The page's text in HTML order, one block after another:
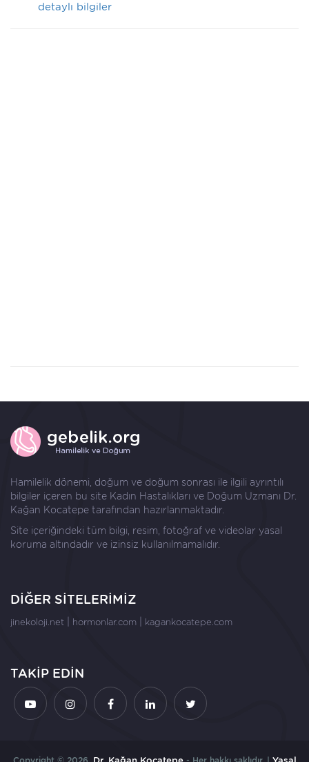
detaylı bilgiler
Hamilelik dönemi, doğum ve doğum sonrası ile ilgili ayrıntılı
bilgiler içeren bu site Kadın Hastalıkları ve Doğum Uzmanı Dr.
Kağan Kocatepe tarafından hazırlanmaktadır.
Site içeriğindeki tüm bilgi, resim, fotoğraf ve videolar yasal
koruma altındadır ve izinsiz kullanılmamalıdır.
DİĞER SİTELERİMİZ
jinekoloji.net hormonlar.com kagankocatepe.com
TAKİP EDİN